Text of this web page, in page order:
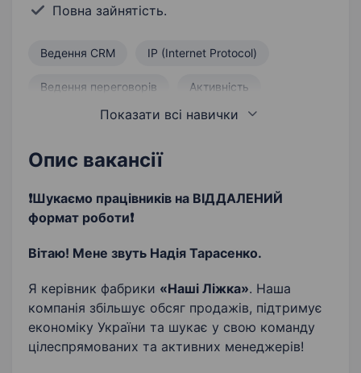
Повна зайнятість.
Ведення CRM IP (Internet Protocol)
Ведення переговорів Активність
Цілеспрямованість Активний продаж
Продаж Інтернет-продаж
Знання технік продажу
Прийом вхідних дзвінків
Позитивне мислення Стабільність
Показати всі навички
Опис вакансії
❗️Шукаємо працівників на ВІДДАЛЕНИЙ
формат роботи❗️
Вітаю! Мене звуть Надія Тарасенко.
Я керівник фабрики «Наші Ліжка». Наша
компанія збільшує обсяг продажів, підтримує
економіку України та шукає у свою команду
цілеспрямованих та активних менеджерів!